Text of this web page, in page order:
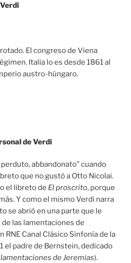
El congreso de Viena
Italia lo es desde 1861 al
austro-húngaro.
de Verdi
abbandonato” cuando
que no gustó a Otto Nicolai.
el libreto de El proscrito, porque
Y como el mismo Verdi narra
se abrió en una parte que le
las lamentaciones de
RNE Canal Clásico Sinfonía de la
el padre de Bernstein, dedicado
lamentaciones de Jeremias).